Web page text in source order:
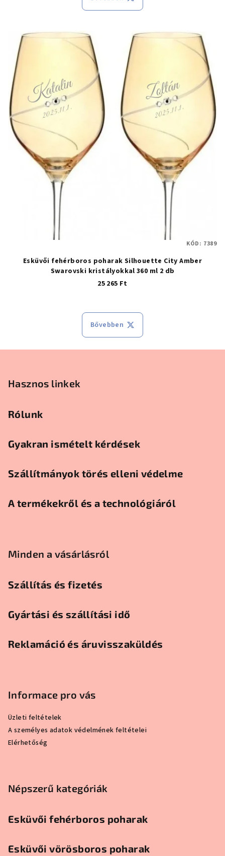
Esküvői fehérboros poharak Silhouette City Amber
Swarovski kristályokkal 360 ml 2 db
25 265 Ft
Bővebben
KÓD: 7389
Hasznos linkek
Rólunk
Gyakran ismételt kérdések
Szállítmányok törés elleni védelme
A termékekről és a technológiáról
Minden a vásárlásról
Szállítás és fizetés
Gyártási és szállítási idő
Reklamáció és áruvisszaküldés
Informace pro vás
Üzleti feltételek
A személyes adatok védelmének feltételei
Elérhetőség
Népszerű kategóriák
Esküvői fehérboros poharak
Esküvői vörösboros poharak